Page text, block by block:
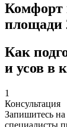
Комфорт
площади
Как
и усов в
1
Консультация
Запишитесь